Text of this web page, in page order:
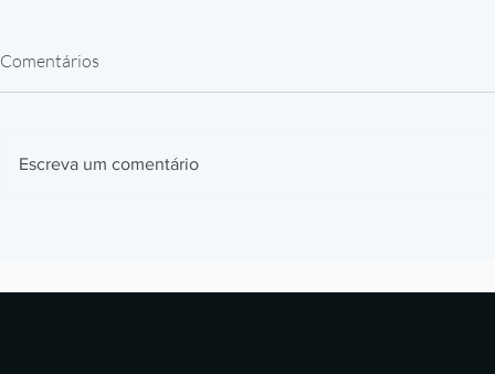
Comentários
Escreva um comentário